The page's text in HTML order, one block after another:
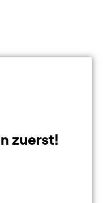
zuerst!